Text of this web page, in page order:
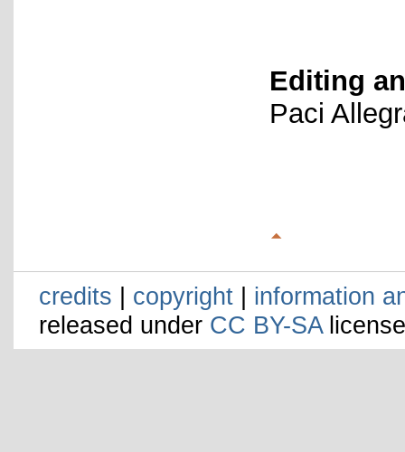
Editing
Paci
credits | copyright | information
released under CC BY-SA